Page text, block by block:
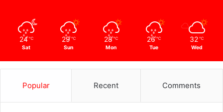
24 ℃
Sat
29 ℃
Sun
28 ℃
Mon
26 ℃
Tue
32 ℃
Wed
Popular Recent Comments